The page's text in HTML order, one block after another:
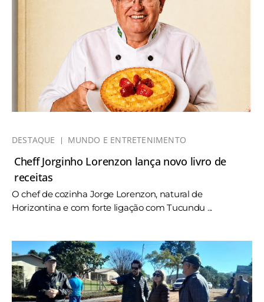
DESTAQUE MUNDO E ENTRETENIMENTO
Cheff Jorginho Lorenzon lança novo livro de
receitas
O chef de cozinha Jorge Lorenzon, natural de
Horizontina e com forte ligação com Tucundu ...